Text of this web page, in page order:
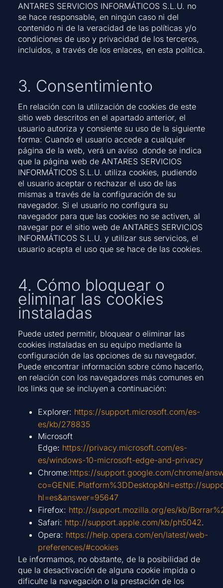
ANTARES SERVICIOS INFORMÁTICOS S.L.U. no
se hace responsable, en ningún caso ni del
contenido ni de la veracidad de las políticas y/o
condiciones de uso y privacidad de los terceros,
incluidos, a través de los enlaces, en esta política.
3. Consentimiento
En relación con la utilización de cookies de este
sitio web descritos en el apartado anterior, el
usuario autoriza y consiente su uso de la siguiente
forma: Cuando el usuario accede a cualquier
página de la web, verá un aviso donde se indica
que la página web de ANTARES SERVICIOS
INFORMÁTICOS S.L.U. utiliza cookies, pudiendo
el usuario aceptar o rechazar el uso de las
mismas a través de la configuración de su
navegador. Si el usuario no configura su
navegador para que las cookies no se activen, al
navegar por el sitio web de ANTARES SERVICIOS
INFORMÁTICOS S.L.U. y utilizar sus servicios, el
usuario acepta el uso que se hace de las cookies.
4. Cómo bloquear o
eliminar las cookies
instaladas
Puede usted permitir, bloquear o eliminar las
cookies instaladas en su equipo mediante la
configuración de las opciones de su navegador.
Puede encontrar información sobre cómo hacerlo,
en relación con los navegadores más comunes en
los links que se incluyen a continuación:
Explorer: https://support.microsoft.com/es-
es/kb/278835
Microsoft
Edge: https://privacy.microsoft.com/es-
es/windows-10-microsoft-edge-and-privacy
Chrome:https://support.google.com/chrome/
co=GENIE.Platform%3DDesktop&hl=esttp://
hl=es&answer=95647
Firefox: http://support.mozilla.org/es/kb/
Safari: http://support.apple.com/kb/ph5042.
Opera: https://help.opera.com/en/latest/web-
preferences/#cookies
Le informamos, no obstante, de la posibilidad de
que la desactivación de alguna cookie impida o
dificulte la navegación o la prestación de los